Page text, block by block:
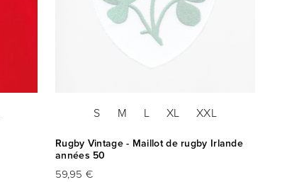
S M L XL XXL
Rugby Vintage - Maillot de rugby Irlande
années 50
59,95 €